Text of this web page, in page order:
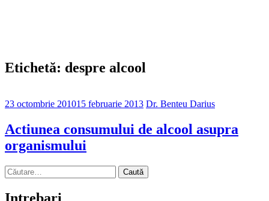
Etichetă: despre alcool
23 octombrie 201015 februarie 2013 Dr. Benteu Darius
Actiunea consumului de alcool asupra
organismului
Caută
după:
Intrebari